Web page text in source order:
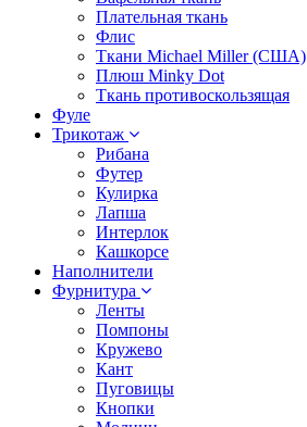
Плательная ткань
Флис
Ткани Michael Miller (США)
Плюш Minky Dot
Ткань противоскользящая
Фуле
Трикотаж
Рибана
Футер
Кулирка
Лапша
Интерлок
Кашкорсе
Наполнители
Фурнитура
Ленты
Помпоны
Кружево
Кант
Пуговицы
Кнопки